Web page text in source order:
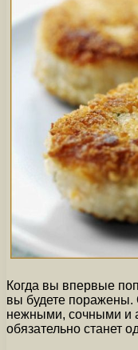
Когда вы впервые
вы будете поражены.
нежными, сочными и
обязательно станет